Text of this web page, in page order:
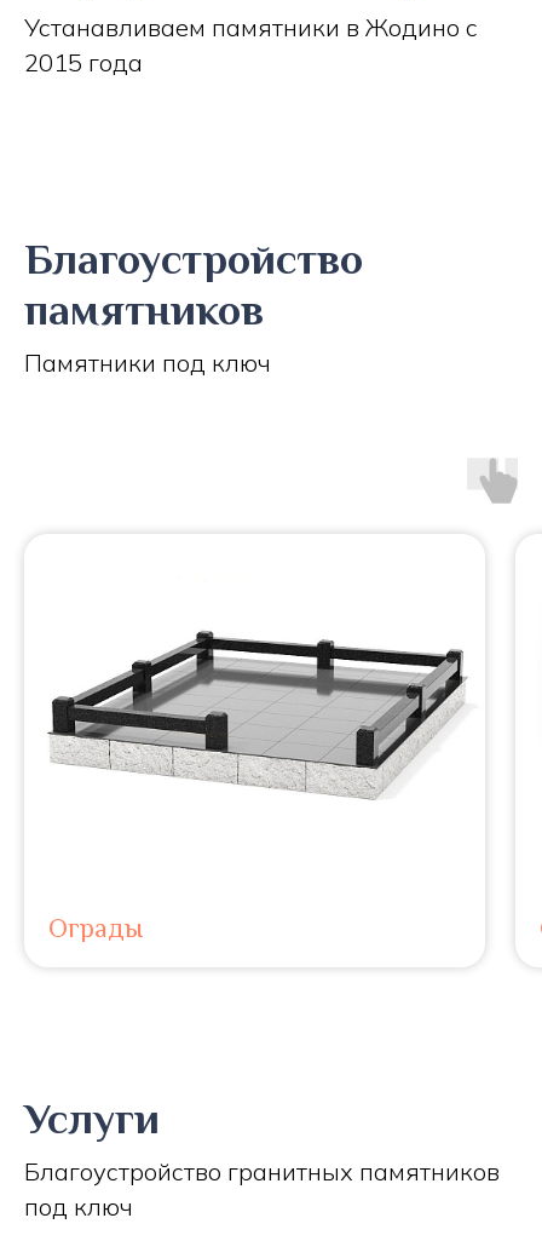
Устанавливаем памятники в Жодино с
2015 года
Благоустройство
памятников
Памятники под ключ
Ограды
Услуги
Благоустройство гранитных памятников
под ключ